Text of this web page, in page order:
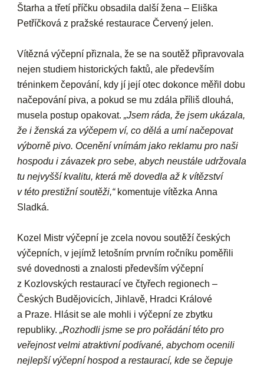
Štarha a třetí příčku obsadila další žena – Eliška
Petříčková z pražské restaurace Červený jelen.
Vítězná výčepní přiznala, že se na soutěž připravovala
nejen studiem historických faktů, ale především
tréninkem čepování, kdy jí její otec dokonce měřil dobu
načepování piva, a pokud se mu zdála příliš dlouhá,
musela postup opakovat.„Jsem ráda, že jsem ukázala,
že i ženská za výčepem ví, co dělá a umí načepovat
výborně pivo. Ocenění vnímám jako reklamu pro naši
hospodu i závazek pro sebe, abych neustále udržovala
tu nejvyšší kvalitu, která mě dovedla až k vítězství
v této prestižní soutěži,“komentuje vítězkaAnna
Sladká.
Kozel Mistr výčepní je zcela novou soutěží českých
výčepních, v jejímž letošním prvním ročníku poměřili
své dovednosti a znalosti především výčepní
z Kozlovských restaurací ve čtyřech regionech –
Českých Budějovicích, Jihlavě, Hradci Králové
a Praze. Hlásit se ale mohli i výčepní ze zbytku
republiky.„Rozhodli jsme se pro pořádání této pro
veřejnost velmi atraktivní podívané, abychom ocenili
nejlepší výčepní hospod a restaurací, kde se čepuje